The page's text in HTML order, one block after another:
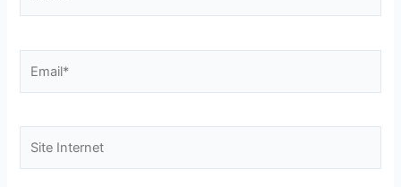
commerciale éthique et personnalisée qui peut
Oui,
Internet